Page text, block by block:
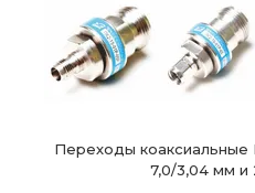
Переходы
7,0/3,04 мм и